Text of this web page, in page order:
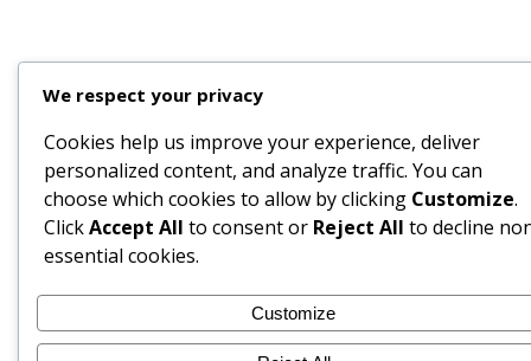
We respect your privacy
Cookies help us improve your experience, deliver
personalized content, and analyze traffic. You can
choose which cookies to allow by clicking Customize.
ClickAccept All to consent or Reject All to decline
essential cookies.
Customize